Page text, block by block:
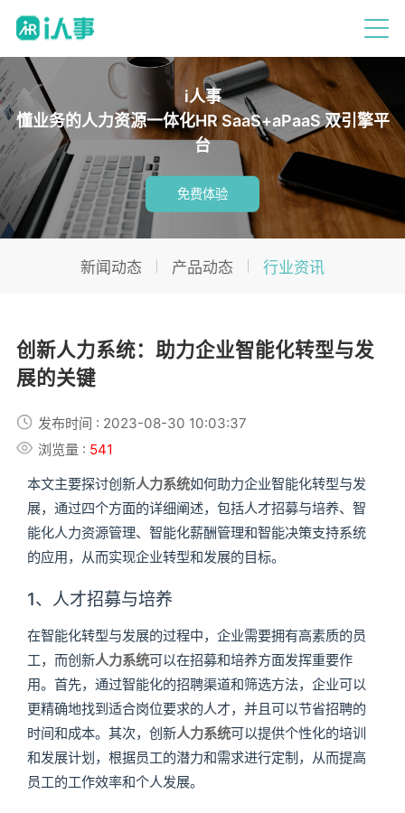
i人事
懂业务的人力资源一体化HR SaaS+aPaaS 双引擎平
台
免费体验
新闻动态 产品动态 行业资讯
创新人力系统：助力企业智能化转型与发
展的关键
发布时间 : 2023-08-30 10:03:37
浏览量 : 541
本文主要探讨创新人力系统如何助力企业智能化转型与发
展，通过四个方面的详细阐述，包括人才招募与培养、智
能化人力资源管理、智能化薪酬管理和智能决策支持系统
的应用，从而实现企业转型和发展的目标。
1、人才招募与培养
在智能化转型与发展的过程中，企业需要拥有高素质的员
工，而创新人力系统可以在招募和培养方面发挥重要作
用。首先，通过智能化的招聘渠道和筛选方法，企业可以
更精确地找到适合岗位要求的人才，并且可以节省招聘的
时间和成本。其次，创新人力系统可以提供个性化的培训
和发展计划，根据员工的潜力和需求进行定制，从而提高
员工的工作效率和个人发展。